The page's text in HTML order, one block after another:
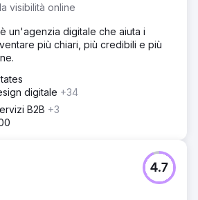
visibilità online
un'agenzia digitale che aiuta i
più chiari, più credibili e più
digitale +34
B2B +3
4.7